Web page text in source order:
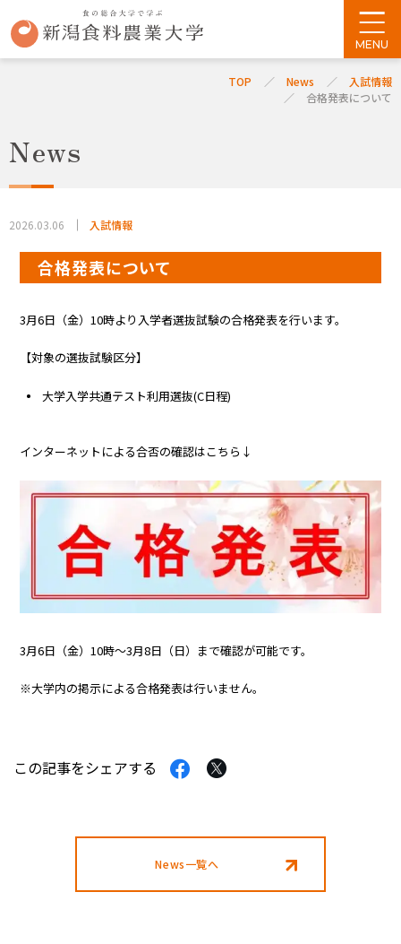
TOP News
入試情報
合格発表について
News
2026.03.06 入試情報
合格発表について
3月6日（金）10時より入学者選抜試験の合格発表を行います。
【対象の選抜試験区分】
大学入学共通テスト利用選抜(C日程)
インターネットによる合否の確認はこちら↓
3月6日（金）10時～3月8日（日）まで確認が可能です。
※大学内の掲示による合格発表は行いません。
この記事をシェアする Facebook
ア
る
Twitter
ア
News一覧へ